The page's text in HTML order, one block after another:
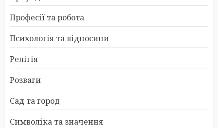
Професії та робота
Психологія та відносини
Релігія
Розваги
Сад та город
Символіка та значення